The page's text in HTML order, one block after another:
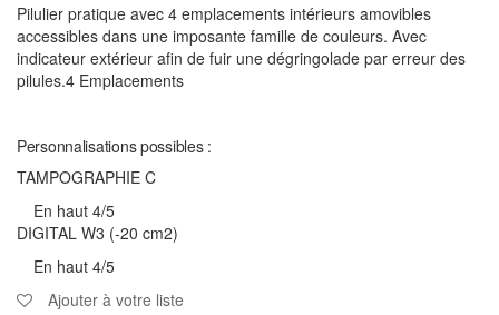
Pilulier pratique avec 4 emplacements intérieurs amovibles
accessibles dans une imposante famille de couleurs. Avec
indicateur extérieur afin de fuir une dégringolade par erreur des
pilules.4 Emplacements
Personnalisations possibles :
TAMPOGRAPHIE C
En haut 4/5
DIGITAL W3 (-20 cm2)
En haut 4/5
Ajouter à votre liste